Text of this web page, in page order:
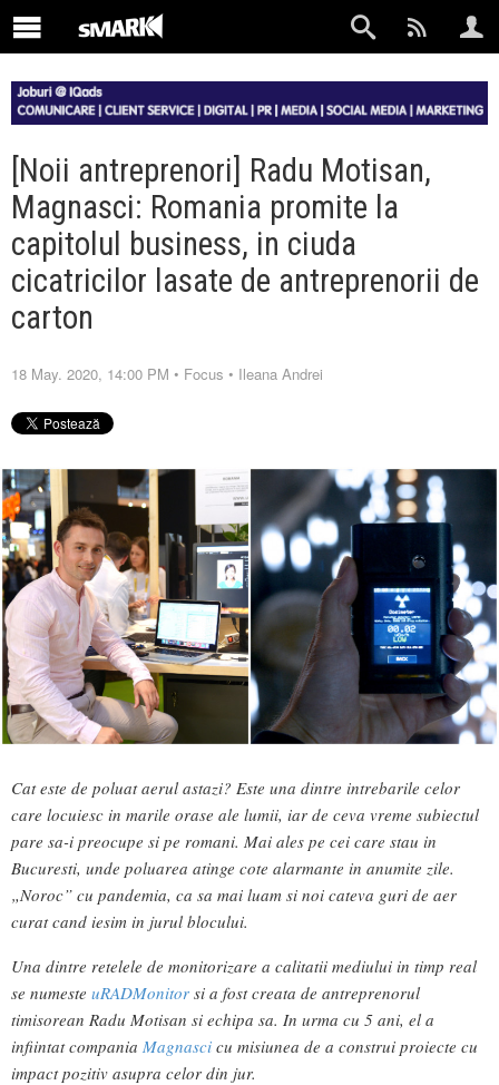
[Noii antreprenori] Radu Motisan,
Magnasci: Romania promite la
capitolul business, in ciuda
cicatricilor lasate de antreprenorii de
carton
18 May. 2020, 14:00 PM • Focus • Ileana Andrei
Cat este de poluat aerul astazi? Este una dintre intrebarile celor
care locuiesc in marile orase ale lumii, iar de ceva vreme subiectul
pare sa-i preocupe si pe romani. Mai ales pe cei care stau in
Bucuresti, unde poluarea atinge cote alarmante in anumite zile.
„Noroc” cu pandemia, ca sa mai luam si noi cateva guri de aer
curat cand iesim in jurul blocului.
Una dintre retelele de monitorizare a calitatii mediului in timp real
se numeste uRADMonitor si a fost creata de antreprenorul
timisorean Radu Motisan si echipa sa. In urma cu 5 ani, el a
infiintat compania Magnasci cu misiunea de a construi proiecte cu
impact pozitiv asupra celor din jur.